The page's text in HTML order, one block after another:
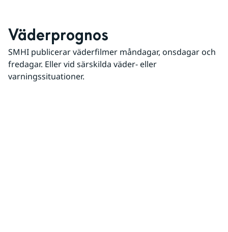
Väderprognos
SMHI publicerar väderfilmer måndagar, onsdagar och
fredagar. Eller vid särskilda väder- eller
varningssituationer.